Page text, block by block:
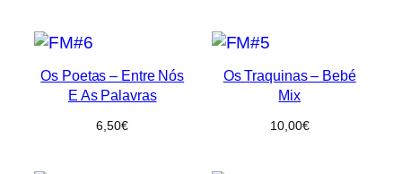
Os Poetas ‎– Entre Nós
E As Palavras
6,50€
Os Traquinas – Bebé
Mix
10,00€